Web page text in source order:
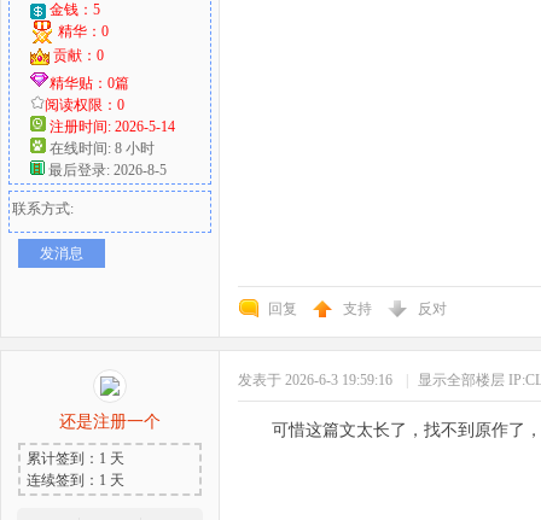
金钱：5
精华：0
贡献：0
精华贴：0篇
阅读权限：0
注册时间: 2026-5-14
在线时间: 8 小时
最后登录: 2026-8-5
联系方式:
发消息
回复 支持 反对
还是注册一个
累计签到：1 天
连续签到：1 天
发表于 2026-6-3 19:59:16 显示全部楼层
可惜这篇文太长了，找不到原作了